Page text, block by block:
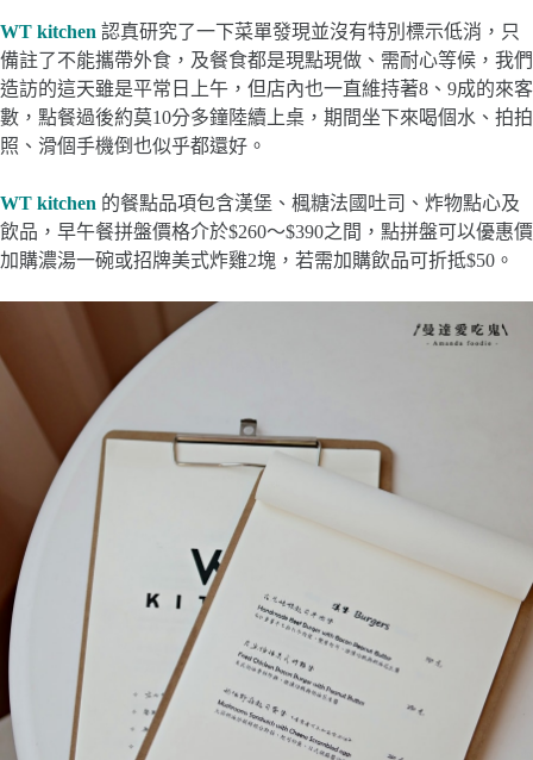
WT kitchen 認真研究了一下菜單發現並沒有特別標示低消，只
備註了不能攜帶外食，及餐食都是現點現做、需耐心等候，我們
造訪的這天雖是平常日上午，但店內也一直維持著8、9成的來客
數，點餐過後約莫10分多鐘陸續上桌，期間坐下來喝個水、拍拍
照、滑個手機倒也似乎都還好。
WT kitchen 的餐點品項包含漢堡、楓糖法國吐司、炸物點心及
飲品，早午餐拼盤價格介於$260～$390之間，點拼盤可以優惠價
加購濃湯一碗或招牌美式炸雞2塊，若需加購飲品可折抵$50。